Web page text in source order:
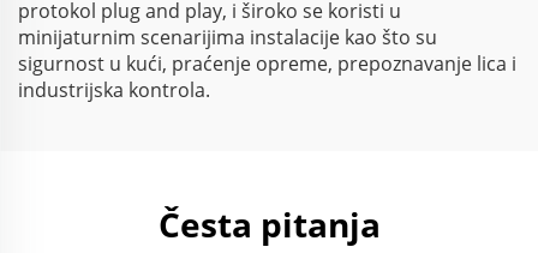
protokol plug and play, i široko se koristi u
minijaturnim scenarijima instalacije kao što su
sigurnost u kući, praćenje opreme, prepoznavanje lica i
industrijska kontrola.
Česta pitanja